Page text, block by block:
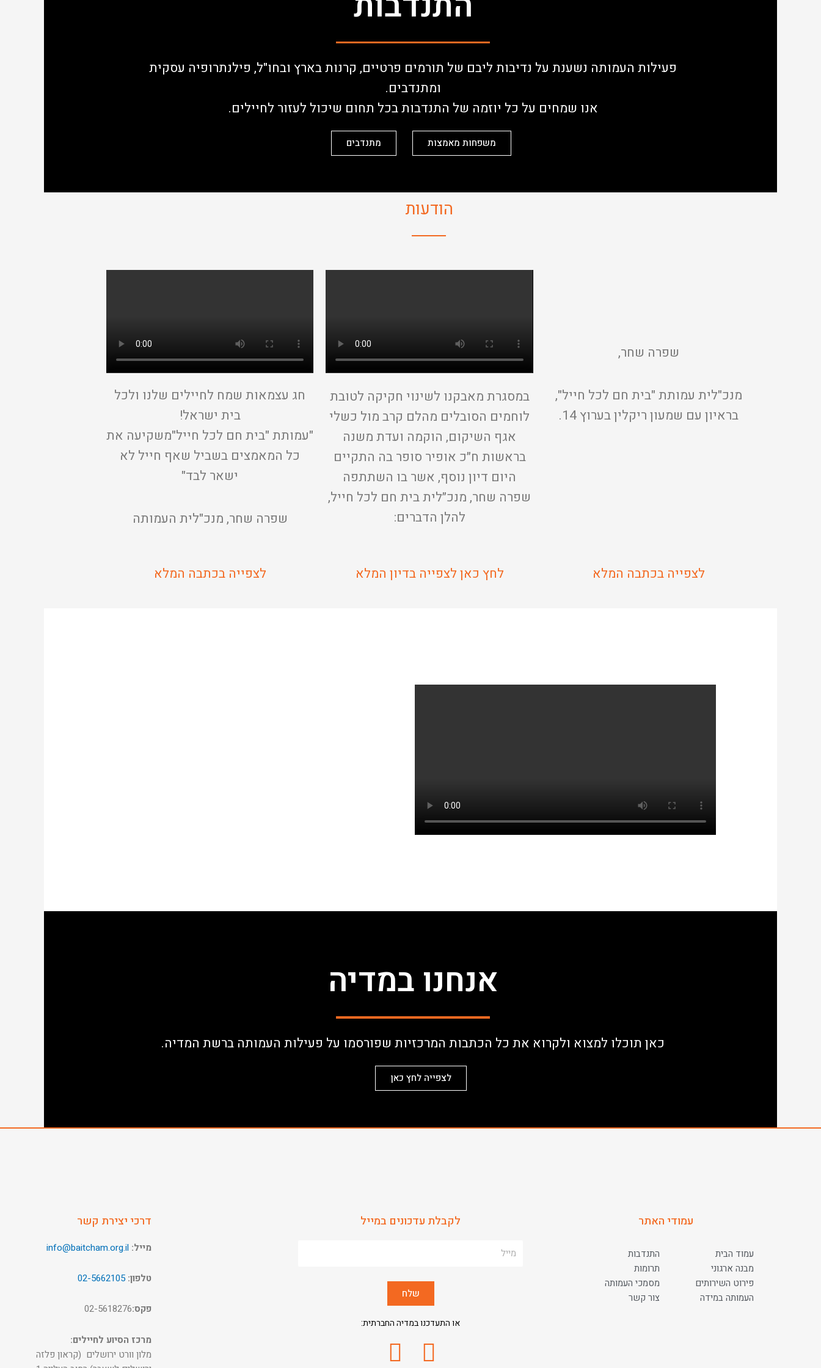
פעילות העמותה נשענת על נדיבות ליבם של תורמים פרטיים, קרנות בארץ ובחו"ל, פילנתרופיה עסקית
ומתנדבים.
אנו שמחים על כל יוזמה של התנדבות בכל תחום שיכול לעזור לחיילים.
משפחות מאמצות מתנדבים
הודעות
שפרה שחר,
מנכ"לית עמותת "בית חם לכל חייל",
בראיון עם שמעון ריקלין בערוץ 14.
לצפייה בכתבה המלא
במסגרת מאבקנו לשינוי חקיקה לטובת
לוחמים הסובלים מהלם קרב מול כשלי
אגף השיקום, הוקמה ועדת משנה
בראשות ח״כ אופיר סופר בה התקיים
היום דיון נוסף, אשר בו השתתפה
שפרה שחר, מנכ״לית בית חם לכל חייל,
להלן הדברים:
לחץ כאן לצפייה בדיון המלא
חג עצמאות שמח לחיילים שלנו ולכל
בית ישראל!
"עמותת "בית חם לכל חייל"משקיעה את
כל המאמצים בשביל שאף חייל לא
ישאר לבד"
שפרה שחר, מנכ"לית העמותה
לצפייה בכתבה המלא
אנחנו במדיה
כאן תוכלו למצוא ולקרוא את כל הכתבות המרכזיות שפורסמו על פעילות העמותה ברשת המדיה.
לצפייה לחץ כאן
עמודי האתר
עמוד הבית
מבנה ארגוני
פירוט השירותים
העמותה במידה
התנדבות
תרומות
מסמכי העמותה
צור קשר
לקבלת עדכונים במייל
Name
שלח
או התעדכנו במדיה החברתית:
דרכי יצירת קשר
מייל: info@baitcham.org.il
טלפון: 02-5662105
פקס:02-5618276
מרכז הסיוע לחיילים:
מלון וורט ירושלים (קראון פלזה